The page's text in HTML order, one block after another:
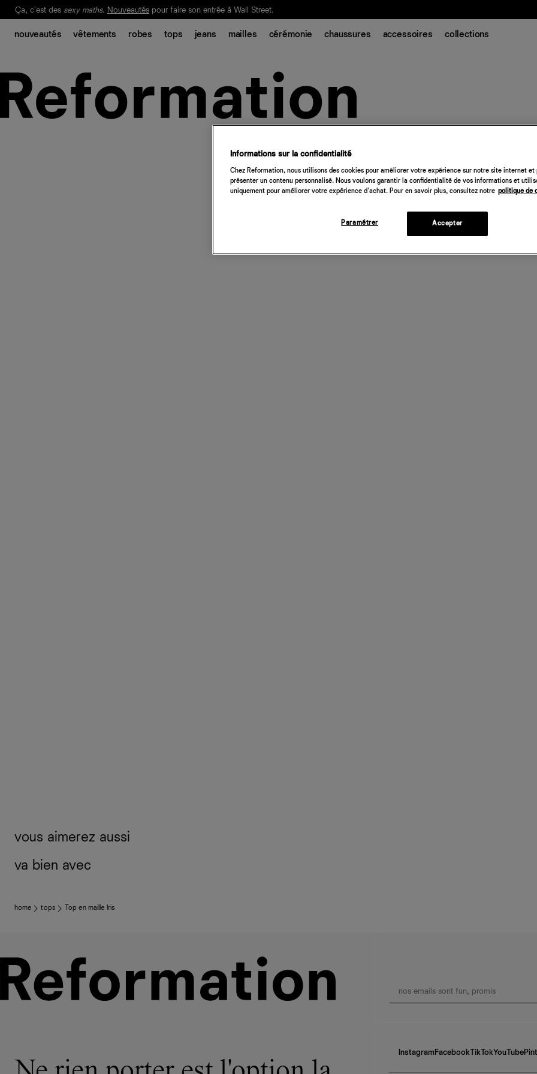
Notre Bilan Responsable 2025 est ici. Lisez-le
Ça, c'est des sexy maths. Nouveautés pour faire son entrée à Wall Street.
nouveautés vêtements robes tops jeans mailles cérémonie chaussures accessoires collections
vous aimerez aussi
va bien avec
home tops Top en maille Iris
Instagram FacebookTikTokYouTube
Informations sur la confidentialité
Chez Reformation, nous utilisons des cookies pour améliorer votre expérience sur notre site internet et
présenter un contenu personnalisé. Nous voulons garantir la confidentialité de vos informations et
uniquement pour améliorer votre expérience d'achat. Pour en savoir plus, consultez notre politique de
Paramétrer Accepter